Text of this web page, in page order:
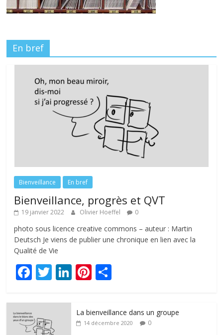
En bref
Bienveillance En bref
Bienveillance, progrès et QVT
19 janvier 2022 Olivier Hoeffel 0
photo sous licence creative commons – auteur : Martin
Deutsch Je viens de publier une chronique en lien avec la
Qualité de Vie
F
e
b
T
itt
er
Li
e
Pi
e g
La bienveillance dans un groupe
14 décembre 2020 0